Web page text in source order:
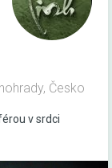
Česko
v srdci